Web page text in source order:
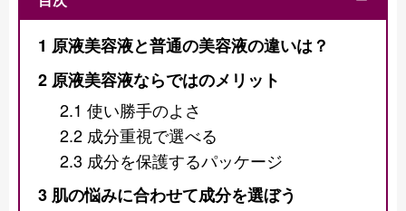
1 原液美容液と普通の美容液の違いは？
2 原液美容液ならではのメリット
2.1 使い勝手のよさ
2.2 成分重視で選べる
2.3 成分を保護するパッケージ
3 肌の悩みに合わせて成分を選ぼう